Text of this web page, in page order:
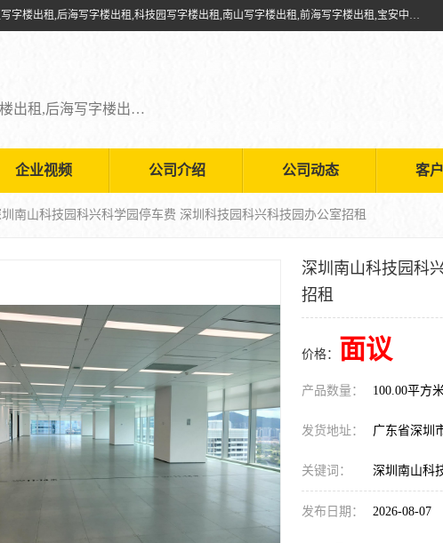
深圳鑫企通投资发展有限公司提供福田写字楼出租,福田中心区写字楼出租,后海写字楼出租,科技园写字楼出租,南山写字楼出租,前海写字楼出租,宝安中心写字楼出租,车公庙写字楼出租,深圳写字楼出租，欢迎有需要的朋友前来咨询。
福田写字楼出租,福田中心区写字楼出租,后海写字楼出租,科技园写字楼出租,南山写字楼出租,前海写字楼出租,宝安中心写字楼出租
企业视频 公司介绍 公司动态 客
南山科技园科兴科学园停车费 深圳科技园科兴科技园办公室招租
深圳南山科技园科
招租
价格： 面议
产品数量： 100.00平方
发货地址： 广东省深圳
关键词： 深圳南山科
发布日期： 2026-08-07